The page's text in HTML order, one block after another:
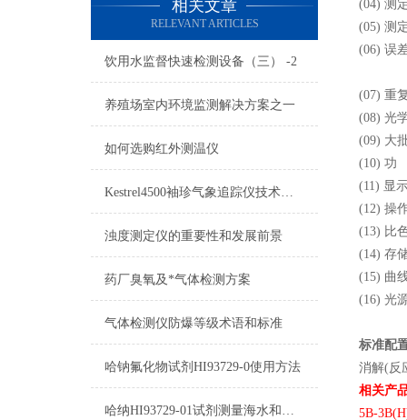
相关文章
RELEVANT ARTICLES
饮用水监督快速检测设备（三） -2
养殖场室内环境监测解决方案之一
如何选购红外测温仪
Kestrel4500袖珍气象追踪仪技术参数及测量项目
浊度测定仪的重要性和发展前景
药厂臭氧及*气体检测方案
气体检测仪防爆等级术语和标准
哈钠氟化物试剂HI93729-0使用方法
哈纳HI93729-01试剂测量海水和废水注意事项
(04) 测
(05) 测
(06) 误
(07) 重
(08) 光
(09) 大
(10) 功
(11) 显
(12) 操
(13) 比
(14) 存
(15) 曲
(16) 光
标准配
消解(反
相关产
5B-